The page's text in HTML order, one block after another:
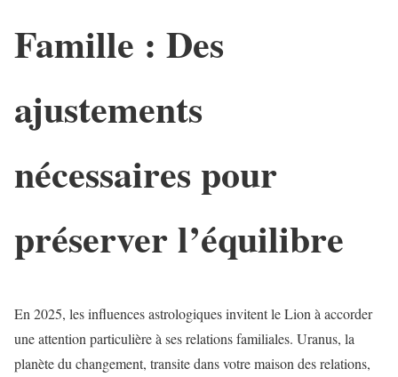
Famille : Des
ajustements
nécessaires pour
préserver l’équilibre
En 2025, les influences astrologiques invitent le Lion à accorder
une attention particulière à ses relations familiales. Uranus, la
planète du changement, transite dans votre maison des relations,